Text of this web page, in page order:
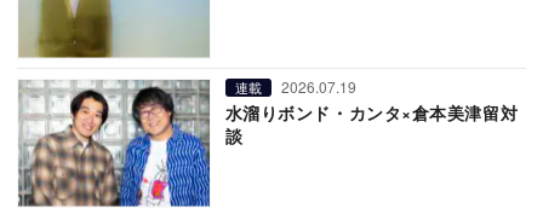
連載 2026.07.19
水溜りボンド・カンタ×倉本美津留対
談